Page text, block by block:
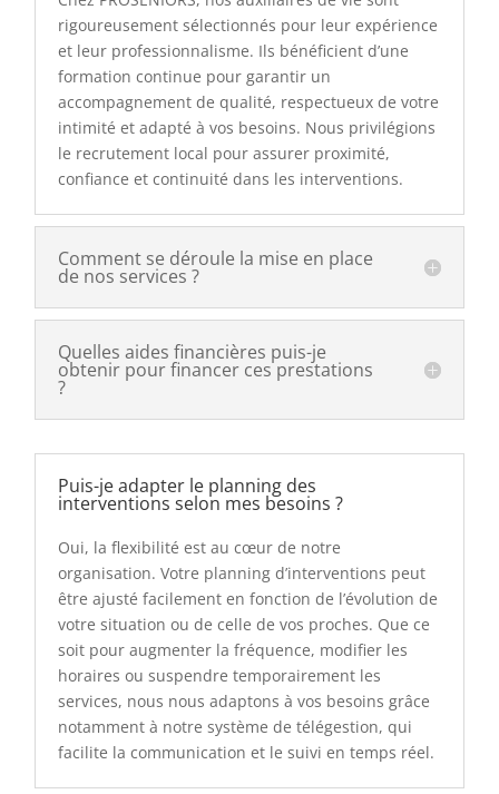
rigoureusement sélectionnés pour leur expérience
et leur professionnalisme. Ils bénéficient d’une
formation continue pour garantir un
accompagnement de qualité, respectueux de votre
intimité et adapté à vos besoins. Nous privilégions
le recrutement local pour assurer proximité,
confiance et continuité dans les interventions.
Comment se déroule la mise en place
de nos services ?
Quelles aides financières puis-je
obtenir pour financer ces prestations
?
Puis-je adapter le planning des
interventions selon mes besoins ?
Oui, la flexibilité est au cœur de notre
organisation. Votre planning d’interventions peut
être ajusté facilement en fonction de l’évolution de
votre situation ou de celle de vos proches. Que ce
soit pour augmenter la fréquence, modifier les
horaires ou suspendre temporairement les
services, nous nous adaptons à vos besoins grâce
notamment à notre système de télégestion, qui
facilite la communication et le suivi en temps réel.